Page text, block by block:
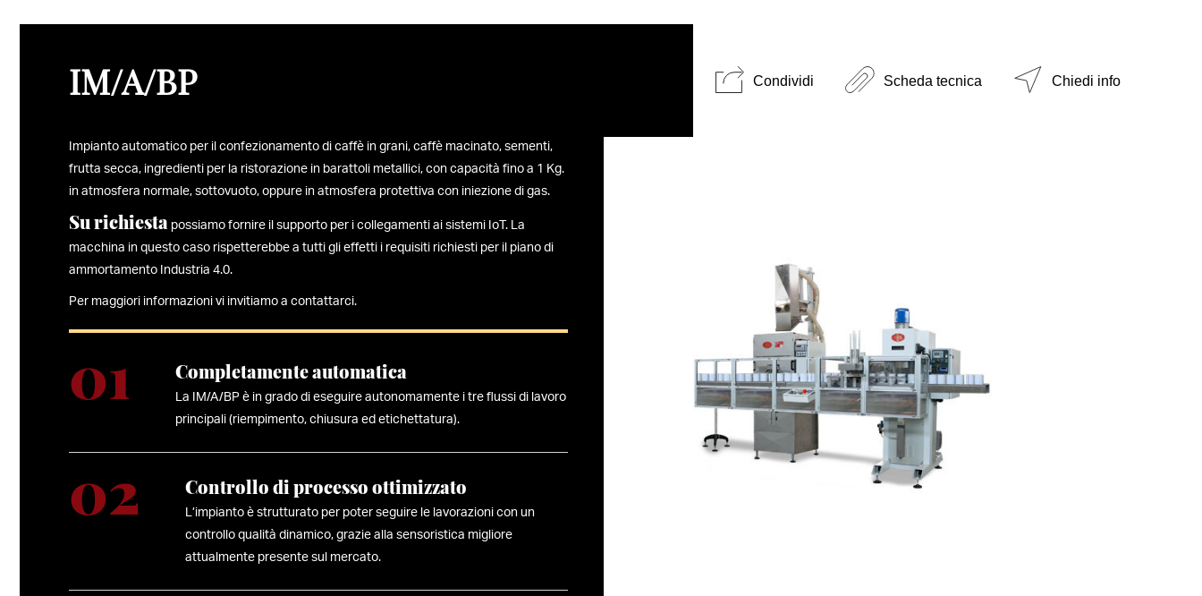
IM/A/BP
Impianto automatico per il confezionamento di caffè in grani, caffè macinato, sementi,
frutta secca, ingredienti per la ristorazione in barattoli metallici, con capacità fino a 1 Kg.
in atmosfera normale, sottovuoto, oppure in atmosfera protettiva con iniezione di gas.
Su richiesta possiamo fornire il supporto per i collegamenti ai sistemi IoT. La
macchina in questo caso rispetterebbe a tutti gli effetti i requisiti richiesti per il piano di
ammortamento Industria 4.0.
Per maggiori informazioni vi invitiamo a contattarci.
Completamente automatica
La IM/A/BP è in grado di eseguire autonomamente i tre flussi di lavoro
principali (riempimento, chiusura ed etichettatura).
Controllo di processo ottimizzato
L’impianto è strutturato per poter seguire le lavorazioni con un
controllo qualità dinamico, grazie alla sensoristica migliore
attualmente presente sul mercato.
Condividi Scheda tecnica Chiedi info